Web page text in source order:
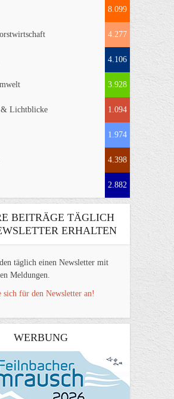
8.099
4.277
4.106
3.928
Lichtblicke 1.094
1.974
4.398
2.882
BEITRÄGE TÄGLICH
ERHALTEN
täglich einen Newsletter mit
Meldungen.
sich für den Newsletter an!
WERBUNG